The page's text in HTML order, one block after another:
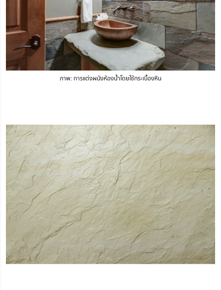
ภาพ: การแต่งผนังห้องน้ำโดยใช้กระเบื้องหิน